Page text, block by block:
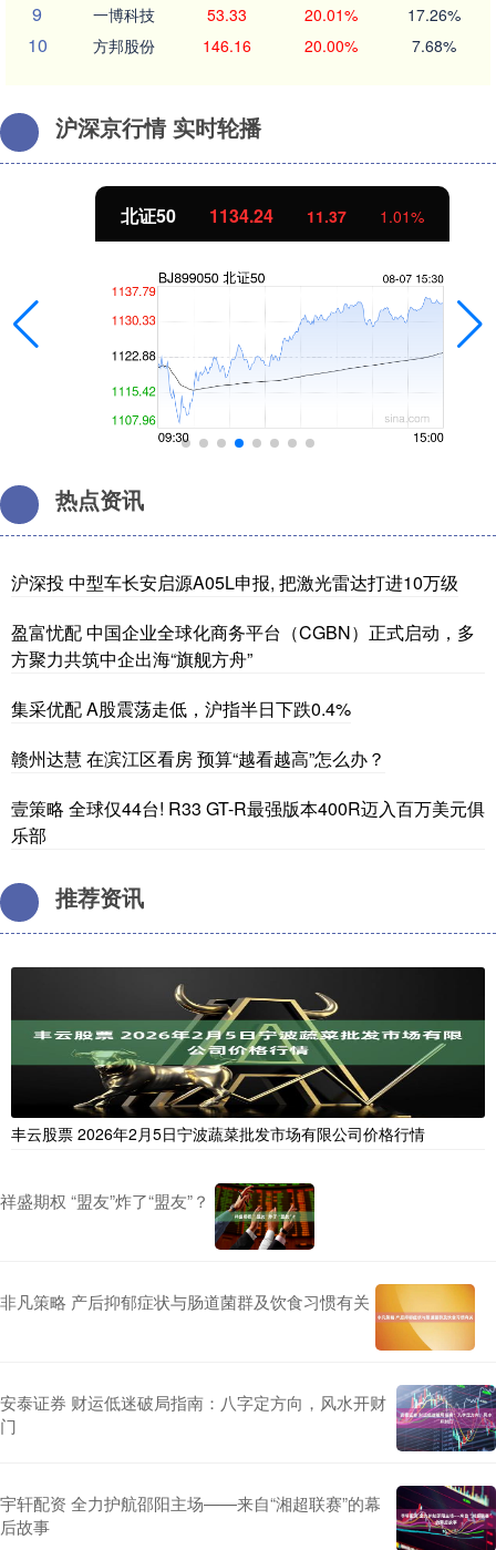
9 一博科技 53.33 20.01% 17.26%
10 方邦股份 146.16 20.00% 7.68%
沪深京行情 实时轮播
北证50 1134.24 11.37 1.01%
热点资讯
沪深投 中型车长安启源A05L申报, 把激光雷达打进10万级
盈富忧配 中国企业全球化商务平台（CGBN）正式启动，多
方聚力共筑中企出海“旗舰方舟”
集采优配 A股震荡走低，沪指半日下跌0.4%
赣州达慧 在滨江区看房 预算“越看越高”怎么办？
壹策略 全球仅44台! R33 GT-R最强版本400R迈入百万美元俱
乐部
推荐资讯
丰云股票 2026年2月5日宁波蔬菜批发市场有限公司价格行情
祥盛期权 “盟友”炸了“盟友”？
非凡策略 产后抑郁症状与肠道菌群及饮食习惯有关
安泰证券 财运低迷破局指南：八字定方向，风水开财
门
宇轩配资 全力护航邵阳主场——来自“湘超联赛”的幕
后故事